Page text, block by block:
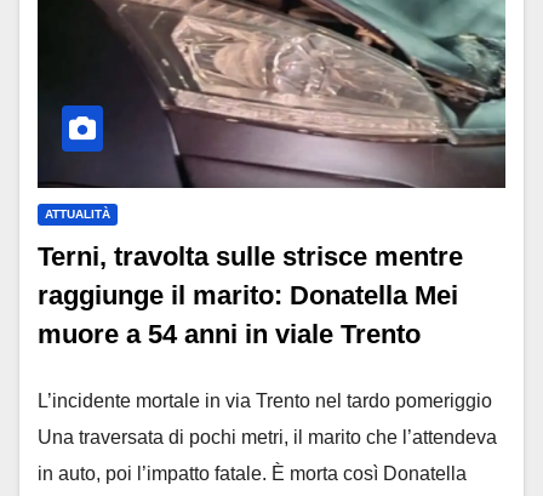
ATTUALITÀ
Terni, travolta sulle strisce mentre
raggiunge il marito: Donatella Mei
muore a 54 anni in viale Trento
L’incidente mortale in via Trento nel tardo pomeriggio
Una traversata di pochi metri, il marito che l’attendeva
in auto, poi l’impatto fatale. È morta così Donatella